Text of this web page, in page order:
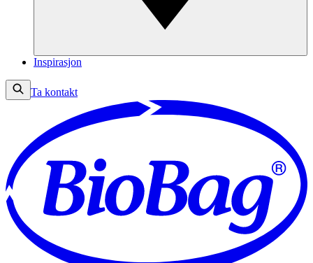
Inspirasjon
Ta kontakt